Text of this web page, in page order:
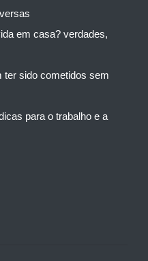
em casa? verdades,
ter sido cometidos sem
para o trabalho e a